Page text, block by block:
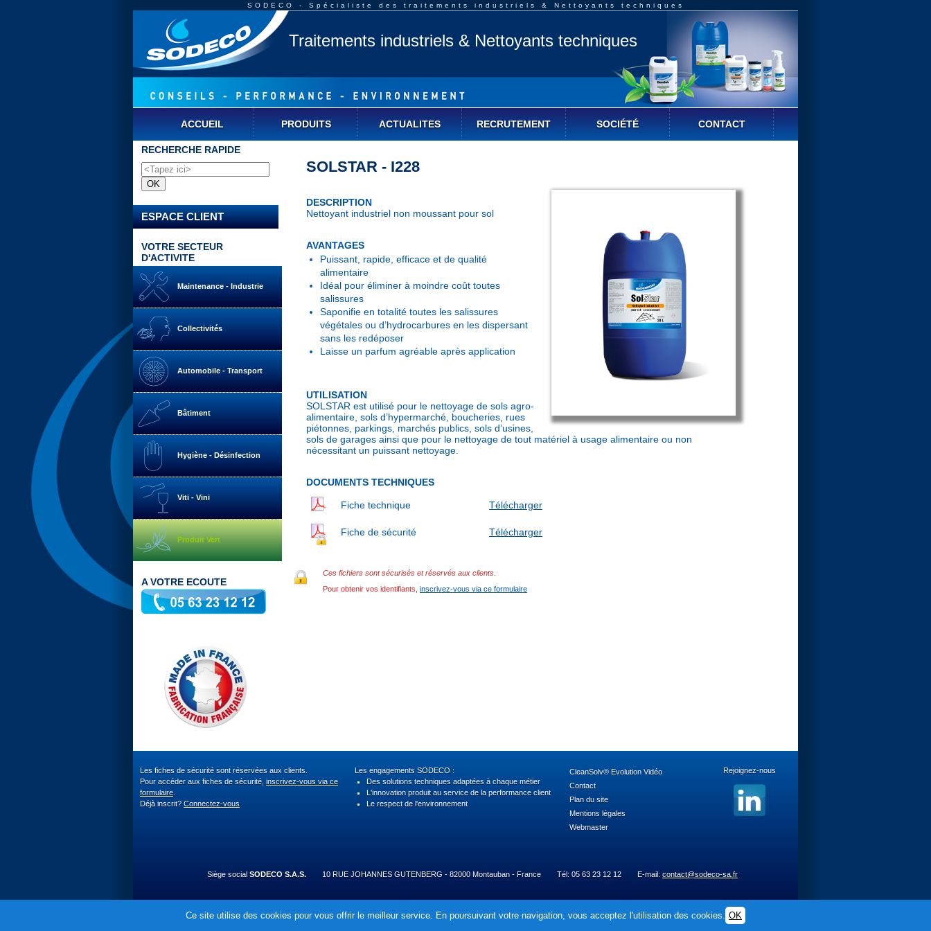
SODECO - Spécialiste des traitements industriels & Nettoyants techniques
Traitements industriels & Nettoyants techniques
ACCUEIL PRODUITS ACTUALITES RECRUTEMENT SOCIÉTÉ CONTACT
RECHERCHE RAPIDE
ESPACE CLIENT
VOTRE SECTEUR
D'ACTIVITE
Maintenance - Industrie
Collectivités
Automobile - Transport
Bâtiment
Hygiène - Désinfection
Viti - Vini
Produit Vert
A VOTRE ECOUTE
SOLSTAR - I228
DESCRIPTION
Nettoyant industriel non moussant pour sol
AVANTAGES
Puissant, rapide, efficace et de qualité
alimentaire
Idéal pour éliminer à moindre coût toutes
salissures
Saponifie en totalité toutes les salissures
végétales ou d’hydrocarbures en les dispersant
sans les redéposer
Laisse un parfum agréable après application
UTILISATION
SOLSTAR est utilisé pour le nettoyage de sols agro-
alimentaire, sols d’hypermarché, boucheries, rues
piétonnes, parkings, marchés publics, sols d’usines,
sols de garages ainsi que pour le nettoyage de tout matériel à usage alimentaire ou non
nécessitant un puissant nettoyage.
DOCUMENTS TECHNIQUES
Fiche technique Télécharger
Fiche de sécurité Télécharger
Ces fichiers sont sécurisés et réservés aux clients.
Pour obtenir vos identifiants, inscrivez-vous via ce formulaire
Les fiches de sécurité sont réservées aux clients.
Pour accéder aux fiches de sécurité, inscrivez-vous via ce
formulaire
Déjà inscrit? Connectez-vous
Les engagements SODECO :
Des solutions techniques adaptées à chaque métier
L'innovation produit au service de la performance client
Le respect de l'environnement
CleanSolv® Evolution Vidéo
Contact
Plan du site
Mentions légales
Webmaster
Rejoignez-nous
Siège social SODECO S.A.S. 10 RUE JOHANNES GUTENBERG - 82000 Montauban - France Tél: 05 63 23 12 12 E-mail: contact@sodeco-sa.fr
Ce site utilise des cookies pour vous offrir le meilleur service. En poursuivant votre navigation, vous acceptez l'utilisation des cookies. OK